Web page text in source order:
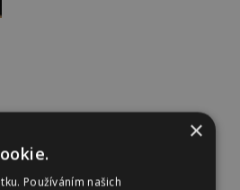
×
Používáním našich